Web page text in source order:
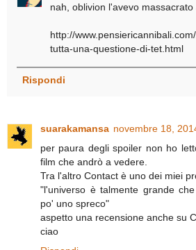
nah, oblivion l'avevo
http://
tutta-una-questione-di-tet.html
Rispondi
suarakamansa novembre 18,
per paura degli spoiler non ho
film che andrò a vedere.
Tra l'altro Contact è uno dei miei
"l'universo è talmente grande
po' uno spreco"
aspetto una recensione anche su
ciao